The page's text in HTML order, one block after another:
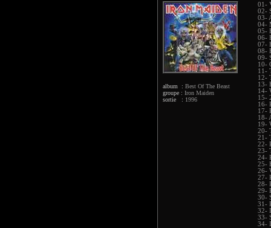
album : Best Of The Beast
groupe : Iron Maiden
sortie : 1996
01-
02-
03-
04-
05-
06-
07-
08-
09-
10-
11-
12-
13-
14-
15-
16-
17-
18-
19-
20-
21-
22-
23-
24-
25-
26-
27-
28-
29-
30-
31-
32-
33-
34-